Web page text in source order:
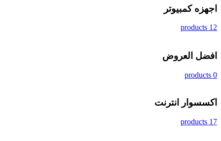
اجهزه كمبيوتر
12 products
افضل العروض
0 products
اكسسوار انترنت
17 products